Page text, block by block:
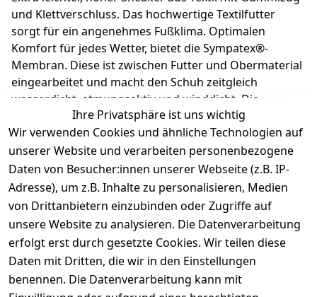
und Klettverschluss. Das hochwertige Textilfutter
sorgt für ein angenehmes Fußklima. Optimalen
Komfort für jedes Wetter, bietet die Sympatex®-
Membran. Diese ist zwischen Futter und Obermaterial
eingearbeitet und macht den Schuh zeitgleich
wasserdicht, atmungsaktiv und winddicht. Die
herausnehmbare Einlage macht es kinderleicht, die
richtige Schuhgröße auszuwählen. Richter
Kinderschuhe - Kids shoes since 1893.
Produktdetails
Kundenrezensionen
Durchschnittliche Bewertung
0
Ihre Privatsphäre ist uns wichtig
Wir verwenden Cookies und ähnliche Technologien auf
unserer Website und verarbeiten personenbezogene
Daten von Besucher:innen unserer Webseite (z.B. IP-
Adresse), um z.B. Inhalte zu personalisieren, Medien
von Drittanbietern einzubinden oder Zugriffe auf
unsere Website zu analysieren. Die Datenverarbeitung
erfolgt erst durch gesetzte Cookies. Wir teilen diese
Daten mit Dritten, die wir in den Einstellungen
benennen. Die Datenverarbeitung kann mit